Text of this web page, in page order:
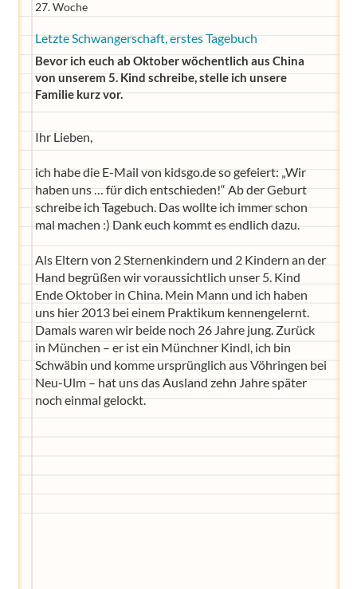
27. Woche
Letzte Schwangerschaft, erstes Tagebuch
Bevor ich euch ab Oktober wöchentlich aus China
von unserem 5. Kind schreibe, stelle ich unsere
Familie kurz vor.
Ihr Lieben,
ich habe die E-Mail von kidsgo.de so gefeiert: „Wir
haben uns … für dich entschieden!“ Ab der Geburt
schreibe ich Tagebuch. Das wollte ich immer schon
mal machen :) Dank euch kommt es endlich dazu.
Als Eltern von 2 Sternenkindern und 2 Kindern an der
Hand begrüßen wir voraussichtlich unser 5. Kind
Ende Oktober in China. Mein Mann und ich haben
uns hier 2013 bei einem Praktikum kennengelernt.
Damals waren wir beide noch 26 Jahre jung. Zurück
in München – er ist ein Münchner Kindl, ich bin
Schwäbin und komme ursprünglich aus Vöhringen bei
Neu-Ulm – hat uns das Ausland zehn Jahre später
noch einmal gelockt.